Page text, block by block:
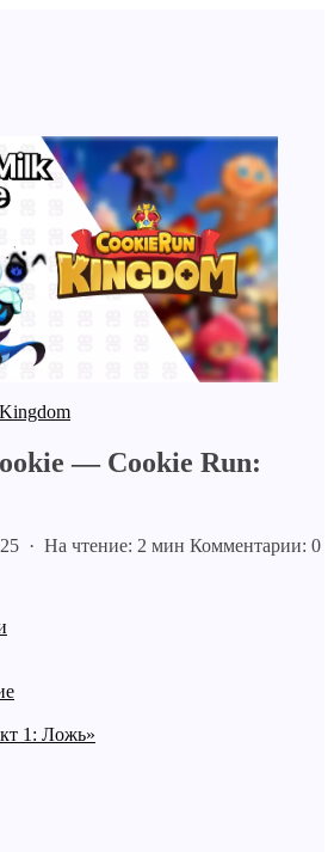
— Cookie Run:
· На чтение: 2 мин Комментарии: 0
1: Ложь»